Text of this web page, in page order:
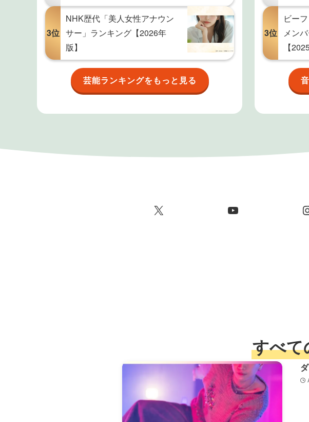
3位
NHK歴代「美人女性アナウン
サー」ランキング【2026年
版】
芸能ランキングをもっと見る
3位
ビー
メン
【
X YouTube
すべて